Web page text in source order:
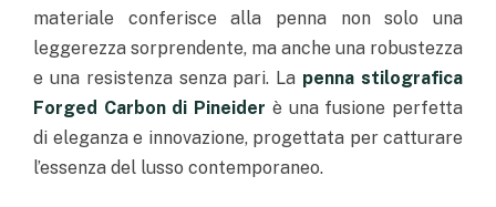
materiale conferisce alla penna non solo una
leggerezza sorprendente, ma anche una robustezza
e una resistenza senza pari. La penna stilografica
Forged Carbon di Pineider è una fusione perfetta
di eleganza e innovazione, progettata per catturare
l’essenza del lusso contemporaneo.